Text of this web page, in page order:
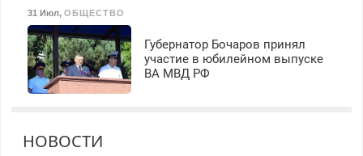
31 Июл, ОБЩЕСТВО
Губернатор Бочаров принял
участие в юбилейном выпуске
ВА МВД РФ
НОВОСТИ